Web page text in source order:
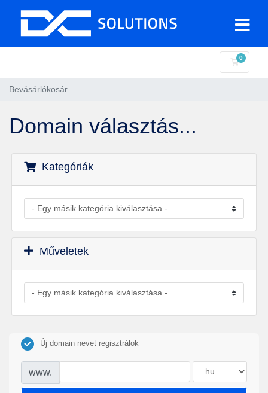
0
Bevásárlókosár
Domain választás...
Kategóriák
Műveletek
Új domain nevet regisztrálok
www.